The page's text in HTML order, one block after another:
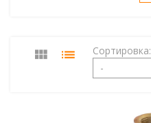
Сортировка:
-